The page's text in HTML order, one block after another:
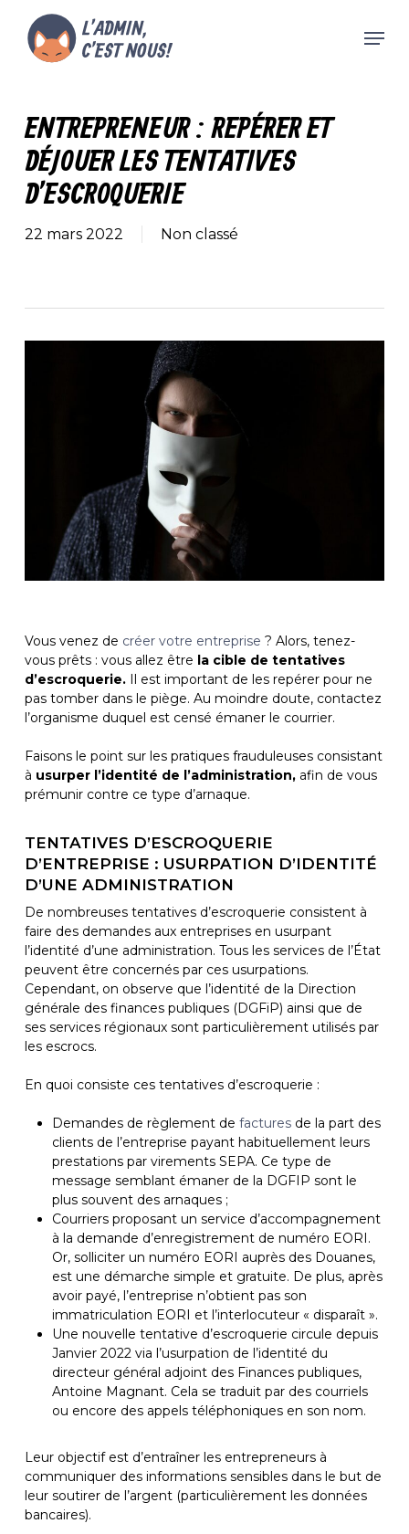
main
content
ENTREPRENEUR : REPÉRER ET
DÉJOUER LES TENTATIVES
D’ESCROQUERIE
22 mars 2022 Non classé
Vous venez de créer votre entreprise ? Alors, tenez-
vous prêts : vous allez être la cible de tentatives
d’escroquerie. Il est important de les repérer pour ne
pas tomber dans le piège. Au moindre doute, contactez
l’organisme duquel est censé émaner le courrier.
Faisons le point sur les pratiques frauduleuses consistant
à usurper l’identité de l’administration,afin de vous
prémunir contre ce type d’arnaque.
TENTATIVES D’ESCROQUERIE
D’ENTREPRISE : USURPATION D’IDENTITÉ
D’UNE ADMINISTRATION
De nombreuses tentatives d’escroquerie consistent à
faire des demandes aux entreprises en usurpant
l’identité d’une administration. Tous les services de l’État
peuvent être concernés par ces usurpations.
Cependant, on observe que l’identité de la Direction
générale des finances publiques (DGFiP) ainsi que de
ses services régionaux sont particulièrement utilisés par
les escrocs.
En quoi consiste ces tentatives d’escroquerie :
Demandes de règlement de facturesde la part des
clients de l’entreprise payant habituellement leurs
prestations par virements SEPA. Ce type de
message semblant émaner de la DGFIP sont le
plus souvent des arnaques ;
Courriers proposant un service d’accompagnement
à la demande d’enregistrement de numéro EORI.
Or, solliciter un numéro EORI auprès des Douanes,
est une démarche simple et gratuite. De plus, après
avoir payé, l’entreprise n’obtient pas son
immatriculation EORI et l’interlocuteur « disparaît ».
Une nouvelle tentative d’escroquerie circule depuis
Janvier 2022 via l’usurpation de l’identité du
directeur général adjoint des Finances publiques,
Antoine Magnant. Cela se traduit par des courriels
ou encore des appels téléphoniques en son nom.
Leur objectif est d’entraîner les entrepreneurs à
communiquer des informations sensibles dans le but de
leur soutirer de l’argent (particulièrement les données
bancaires).